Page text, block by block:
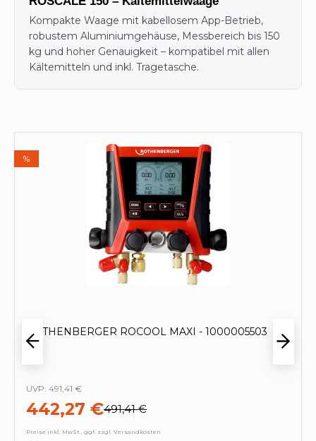
Kompakte Waage mit kabellosem App-Betrieb,
robustem Aluminiumgehäuse, Messbereich bis 150
kg und hoher Genauigkeit – kompatibel mit allen
Kältemitteln und inkl. Tragetasche.
%
ROTHENBERGER ROCOOL MAXI - 1000005503
442,27 €491,41 €
UVP: 491,41 €
Preise inkl. MwSt., ggf. zzgl. Versandkosten